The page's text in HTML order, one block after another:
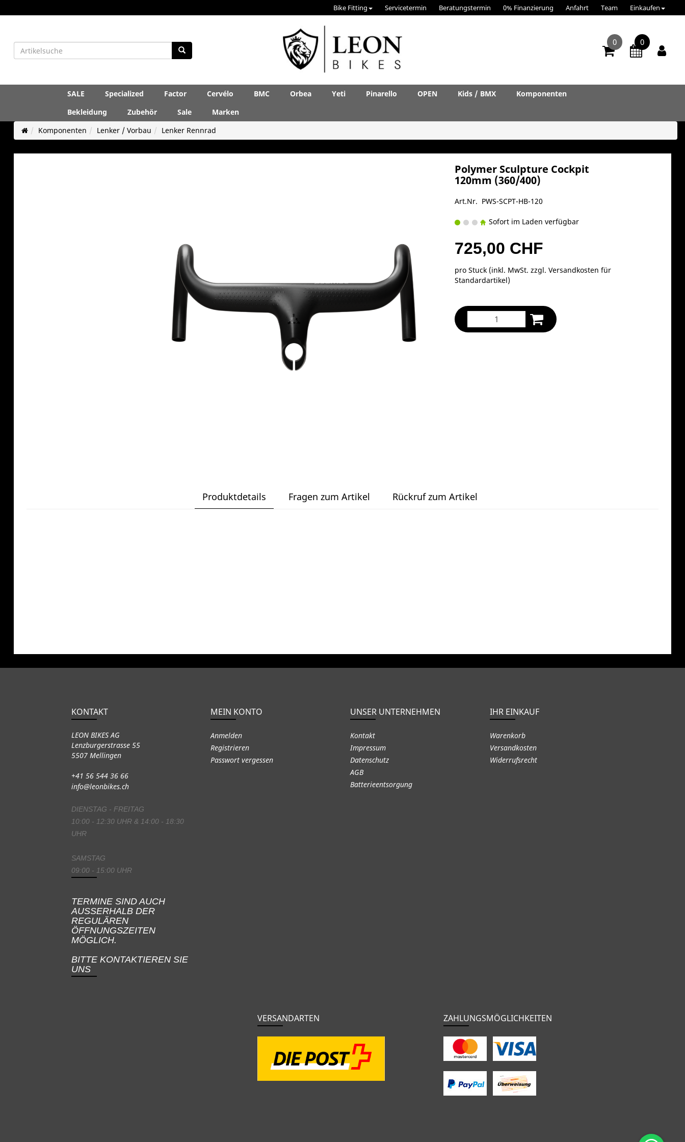
Bike Fitting Servicetermin Beratungstermin 0% Finanzierung Anfahrt Team Einkaufen
0 0
SALE Specialized Factor Cervélo BMC Orbea Yeti Pinarello OPEN Kids / BMX
Komponenten
Bekleidung
Zubehör Sale
Marken
Komponenten
Lenker / Vorbau Lenker Rennrad
Polymer Sculpture Cockpit
120mm (360/400)
Art.Nr. PWS-SCPT-HB-120
Sofort im Laden verfügbar
725,00 CHF
pro Stuck (inkl. MwSt. zzgl.Versandkosten für
Standardartikel)
Produktdetails Fragen zum Artikel Rückruf zum Artikel
KONTAKT
LEON BIKES AG
Lenzburgerstrasse 55
5507 Mellingen
+41 56 544 36 66
info@leonbikes.ch
DIENSTAG - FREITAG
10:00 - 12:30 UHR & 14:00 - 18:30
UHR
SAMSTAG
09:00 - 15:00 UHR
TERMINE SIND AUCH
AUSSERHALB DER
REGULÄREN
ÖFFNUNGSZEITEN
MÖGLICH.
BITTE KONTAKTIEREN SIE
UNS
MEIN KONTO
Anmelden
Registrieren
Passwort vergessen
UNSER UNTERNEHMEN
Kontakt
Impressum
Datenschutz
AGB
Batterieentsorgung
IHR EINKAUF
Warenkorb
Versandkosten
Widerrufsrecht
VERSANDARTEN ZAHLUNGSMÖGLICHKEITEN